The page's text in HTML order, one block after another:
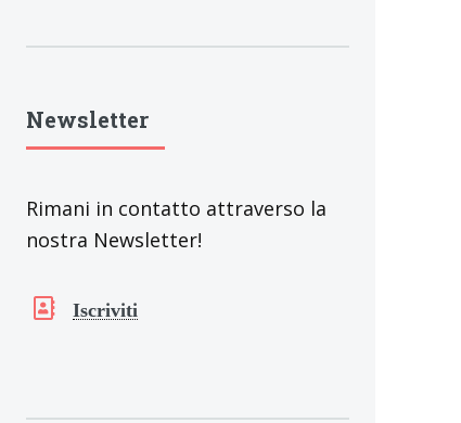
Newsletter
Rimani in contatto attraverso la
nostra Newsletter!
Iscriviti